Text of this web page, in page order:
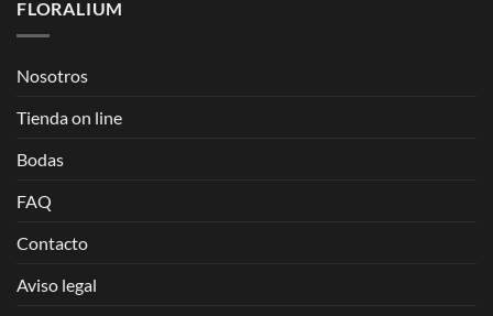
FLORALIUM
Nosotros
Tienda on line
Bodas
FAQ
Contacto
Aviso legal